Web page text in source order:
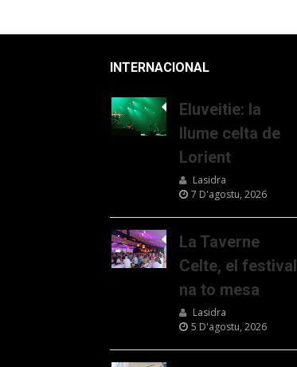
INTERNACIONAL
Eluveitie: la
llume celta de
Lorient
Lasidra
7 D'agostu, 2026
La Taverne
Celte, el festival
na to mesa
Lasidra
5 D'agostu, 2026